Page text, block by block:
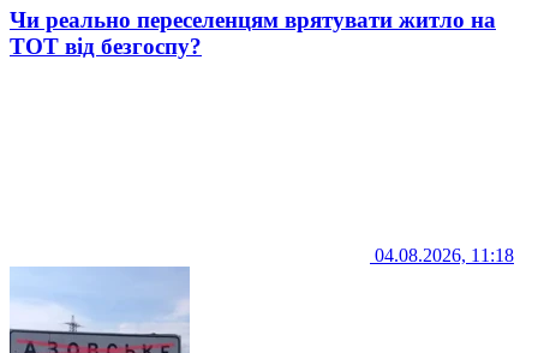
Чи реально переселенцям врятувати житло на
ТОТ від безгоспу?
04.08.2026, 11:18